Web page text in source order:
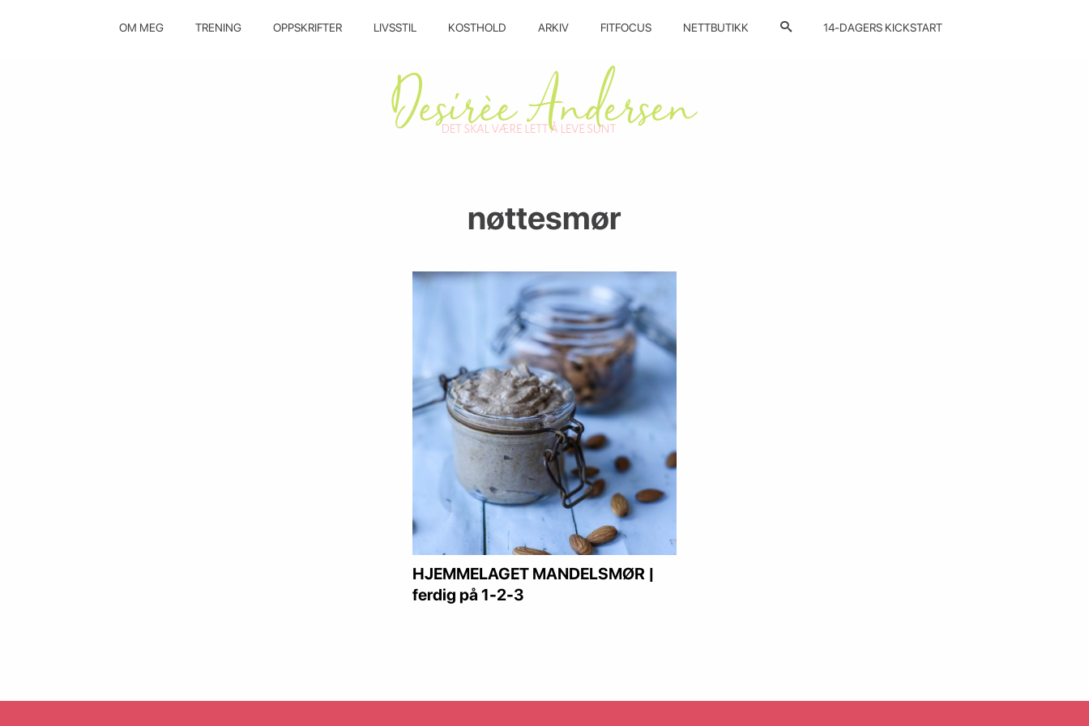
OM MEG TRENING OPPSKRIFTER LIVSSTIL KOSTHOLD ARKIV FITFOCUS NETTBUTIKK 14-DAGERS KICKSTART
nøttesmør
HJEMMELAGET MANDELSMØR |
ferdig på 1-2-3